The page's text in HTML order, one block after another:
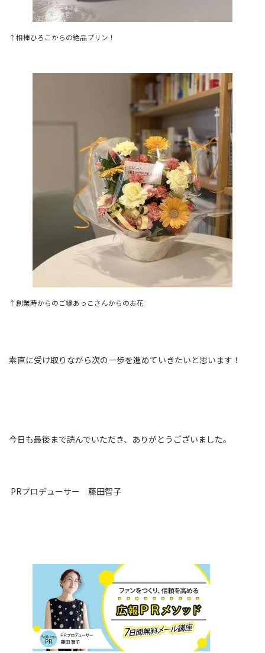
↑相棒ひろこからの絶品プリン！
↑創業時からのご縁あっこさんからのお花
素直に受け取りながら次の一歩を進めていきたいと思います！
今日も最後まで読んでいただき、ありがとうございました。
PRプロデューサー 藤田智子